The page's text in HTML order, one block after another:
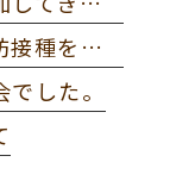
インフルエンザの予防接種を打ってきました。
した。